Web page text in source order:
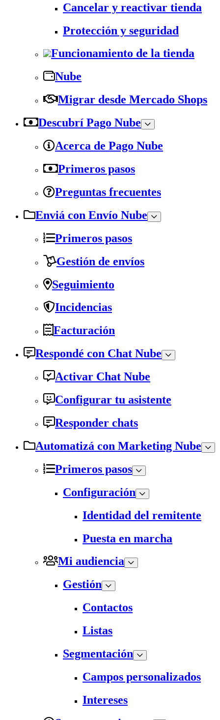
Cancelar y reactivar tienda
Protección y seguridad
Funcionamiento de la tienda
Nube
Migrar desde Mercado Shops
Descubrí Pago Nube
Acerca de Pago Nube
Primeros pasos
Preguntas frecuentes
Enviá con Envío Nube
Primeros pasos
Gestión de envíos
Seguimiento
Incidencias
Facturación
Respondé con Chat Nube
Activar Chat Nube
Configurar tu asistente
Responder chats
Automatizá con Marketing Nube
Primeros pasos
Configuración
Identidad del remitente
Puesta en marcha
Mi audiencia
Gestión
Contactos
Listas
Segmentación
Campos personalizados
Intereses